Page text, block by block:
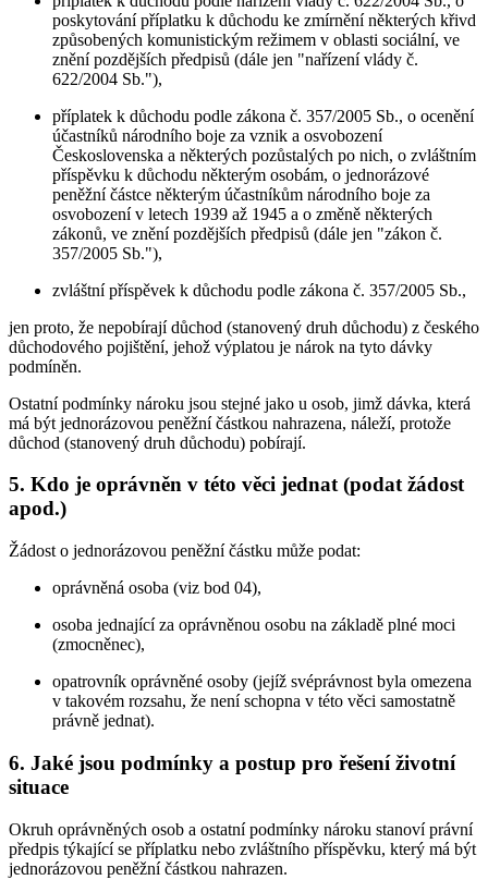
poskytování příplatku k důchodu ke zmírnění některých křivd
způsobených komunistickým režimem v oblasti sociální, ve
znění pozdějších předpisů (dále jen "nařízení vlády č.
622/2004 Sb."),
příplatek k důchodu podle zákona č. 357/2005 Sb., o ocenění
účastníků národního boje za vznik a osvobození
Československa a některých pozůstalých po nich, o zvláštním
příspěvku k důchodu některým osobám, o jednorázové
peněžní částce některým účastníkům národního boje za
osvobození v letech 1939 až 1945 a o změně některých
zákonů, ve znění pozdějších předpisů (dále jen "zákon č.
357/2005 Sb."),
zvláštní příspěvek k důchodu podle zákona č. 357/2005 Sb.,
jen proto, že nepobírají důchod (stanovený druh důchodu) z českého
důchodového pojištění, jehož výplatou je nárok na tyto dávky
podmíněn.
Ostatní podmínky nároku jsou stejné jako u osob, jimž dávka, která
má být jednorázovou peněžní částkou nahrazena, náleží, protože
důchod (stanovený druh důchodu) pobírají.
5. Kdo je oprávněn v této věci jednat (podat žádost
apod.)
Žádost o jednorázovou peněžní částku může podat:
oprávněná osoba (viz bod 04),
osoba jednající za oprávněnou osobu na základě plné moci
(zmocněnec),
opatrovník oprávněné osoby (jejíž svéprávnost byla omezena
v takovém rozsahu, že není schopna v této věci samostatně
právně jednat).
6. Jaké jsou podmínky a postup pro řešení životní
situace
Okruh oprávněných osob a ostatní podmínky nároku stanoví právní
předpis týkající se příplatku nebo zvláštního příspěvku, který má být
jednorázovou peněžní částkou nahrazen.